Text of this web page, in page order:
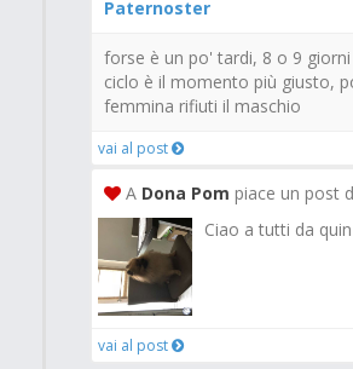
Paternoster
forse è un po' tardi, 8 o 9
ciclo è il momento più giusto,
femmina rifiuti il maschio
vai al post
A Dona Pom piace un post
Ciao a tutti da quin
vai al post